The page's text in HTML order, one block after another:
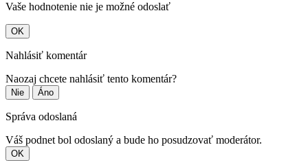
Vaše hodnotenie nie je možné odoslať
OK
Nahlásiť komentár
Naozaj chcete nahlásiť tento komentár?
Nie Áno
Správa odoslaná
Váš podnet bol odoslaný a bude ho posudzovať moderátor.
OK